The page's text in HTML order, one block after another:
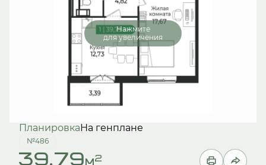
Нажмите
для увеличения
ПланировкаНа генплане
№486
39.79м2